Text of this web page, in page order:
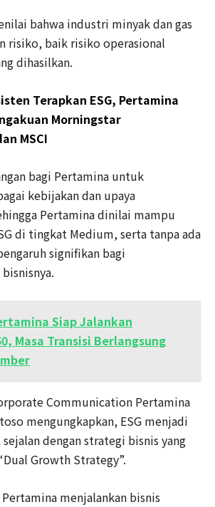
bahwa industri minyak dan gas
risiko, baik risiko operasional
dihasilkan.
Terapkan ESG, Pertamina
Morningstar
MSCI
bagi Pertamina untuk
kebijakan dan upaya
Pertamina dinilai mampu
di tingkat Medium, serta tanpa ada
signifikan bagi
Siap Jalankan
Masa Transisi Berlangsung
Communication Pertamina
mengungkapkan, ESG menjadi
dengan strategi bisnis yang
Growth Strategy”.
menjalankan bisnis